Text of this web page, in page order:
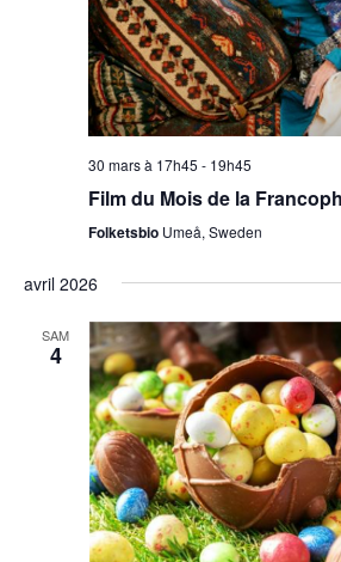
30 mars à 17h45 - 19h45
Film du Mois de la
Folketsbio Umeå, Sweden
avril 2026
SAM
4